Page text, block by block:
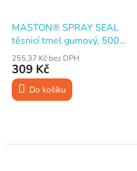
MASTON® SPRAY SEAL
těsnicí tmel gumový, 500
ml, šedý
255,37 Kč bez DPH
309 Kč
Do košíku